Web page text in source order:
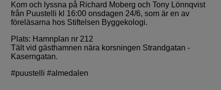
Kom och lyssna på Richard Moberg och Tony Lönnqvist
från Puustelli kl 16:00 onsdagen 24/6, som är en av
föreläsarna hos Stiftelsen Byggekologi.
Plats: Hamnplan nr 212
Tält vid gästhamnen nära korsningen Strandgatan -
Kaserngatan.
#puustelli #almedalen